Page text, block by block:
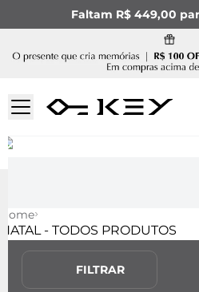
Faltam R$ 449,00
Home
NATAL - TODOS PRODUTOS
FILTRAR